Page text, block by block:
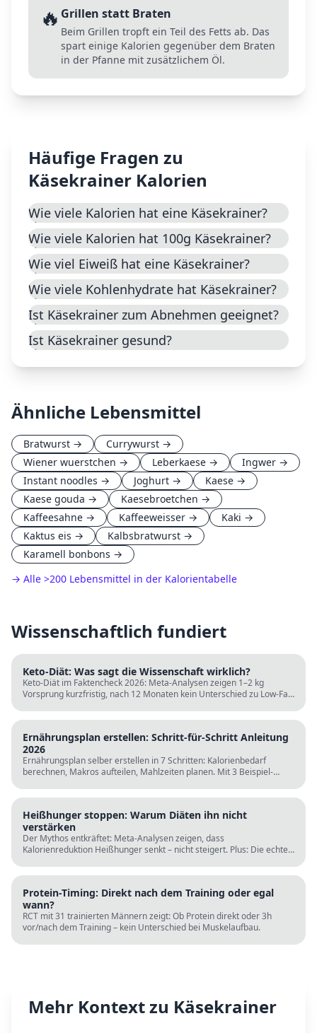
🔥 Grillen statt Braten
Beim Grillen tropft ein Teil des Fetts ab. Das
spart einige Kalorien gegenüber dem Braten
in der Pfanne mit zusätzlichem Öl.
Häufige Fragen zu
Käsekrainer Kalorien
Wie viele Kalorien hat eine Käsekrainer?
Wie viele Kalorien hat 100g Käsekrainer?
Wie viel Eiweiß hat eine Käsekrainer?
Wie viele Kohlenhydrate hat Käsekrainer?
Ist Käsekrainer zum Abnehmen geeignet?
Ist Käsekrainer gesund?
Ähnliche Lebensmittel
Bratwurst → Currywurst →
Wiener wuerstchen → Leberkaese → Ingwer →
Instant noodles → Joghurt → Kaese →
Kaese gouda → Kaesebroetchen →
Kaffeesahne → Kaffeeweisser → Kaki →
Kaktus eis → Kalbsbratwurst →
Karamell bonbons →
→ Alle >200 Lebensmittel in der Kalorientabelle
Wissenschaftlich fundiert
Keto-Diät: Was sagt die Wissenschaft wirklich?
Keto-Diät im Faktencheck 2026: Meta-Analysen zeigen 1–2 kg
Vorsprung kurzfristig, nach 12 Monaten kein Unterschied zu Low-Fat.
Ernährungsplan erstellen: Schritt-für-Schritt Anleitung
2026
Ernährungsplan selber erstellen in 7 Schritten: Kalorienbedarf
berechnen, Makros aufteilen, Mahlzeiten planen. Mit 3 Beispiel-
Heißhunger stoppen: Warum Diäten ihn nicht
verstärken
Der Mythos entkräftet: Meta-Analysen zeigen, dass
Kalorienreduktion Heißhunger senkt – nicht steigert. Plus: Die echten
Protein-Timing: Direkt nach dem Training oder egal
wann?
RCT mit 31 trainierten Männern zeigt: Ob Protein direkt oder 3h
vor/nach dem Training – kein Unterschied bei Muskelaufbau.
Mehr Kontext zu Käsekrainer